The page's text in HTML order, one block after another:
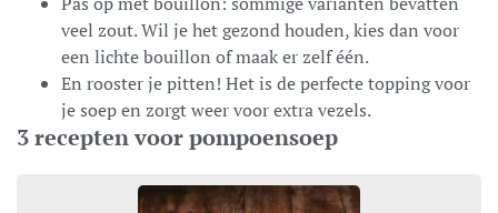
veel zout. Wil je het gezond houden, kies dan voor
een lichte bouillon of maak er zelf één.
En rooster je pitten! Het is de perfecte topping voor
je soep en zorgt weer voor extra vezels.
3 recepten voor pompoensoep